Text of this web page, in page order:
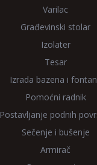
Varilac
Građevinski stolar
Izolater
Tesar
Izrada bazena i
Pomoćni radnik
Postavljanje podnih
Sečenje i bušenje
Armirač